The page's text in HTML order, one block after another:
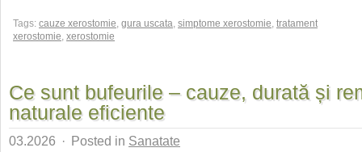
Tags: cauze xerostomie, gura uscata, simptome xerostomie, tratament
xerostomie, xerostomie
Ce sunt bufeurile – cauze, durată și
naturale eficiente
03.2026 · Posted in Sanatate